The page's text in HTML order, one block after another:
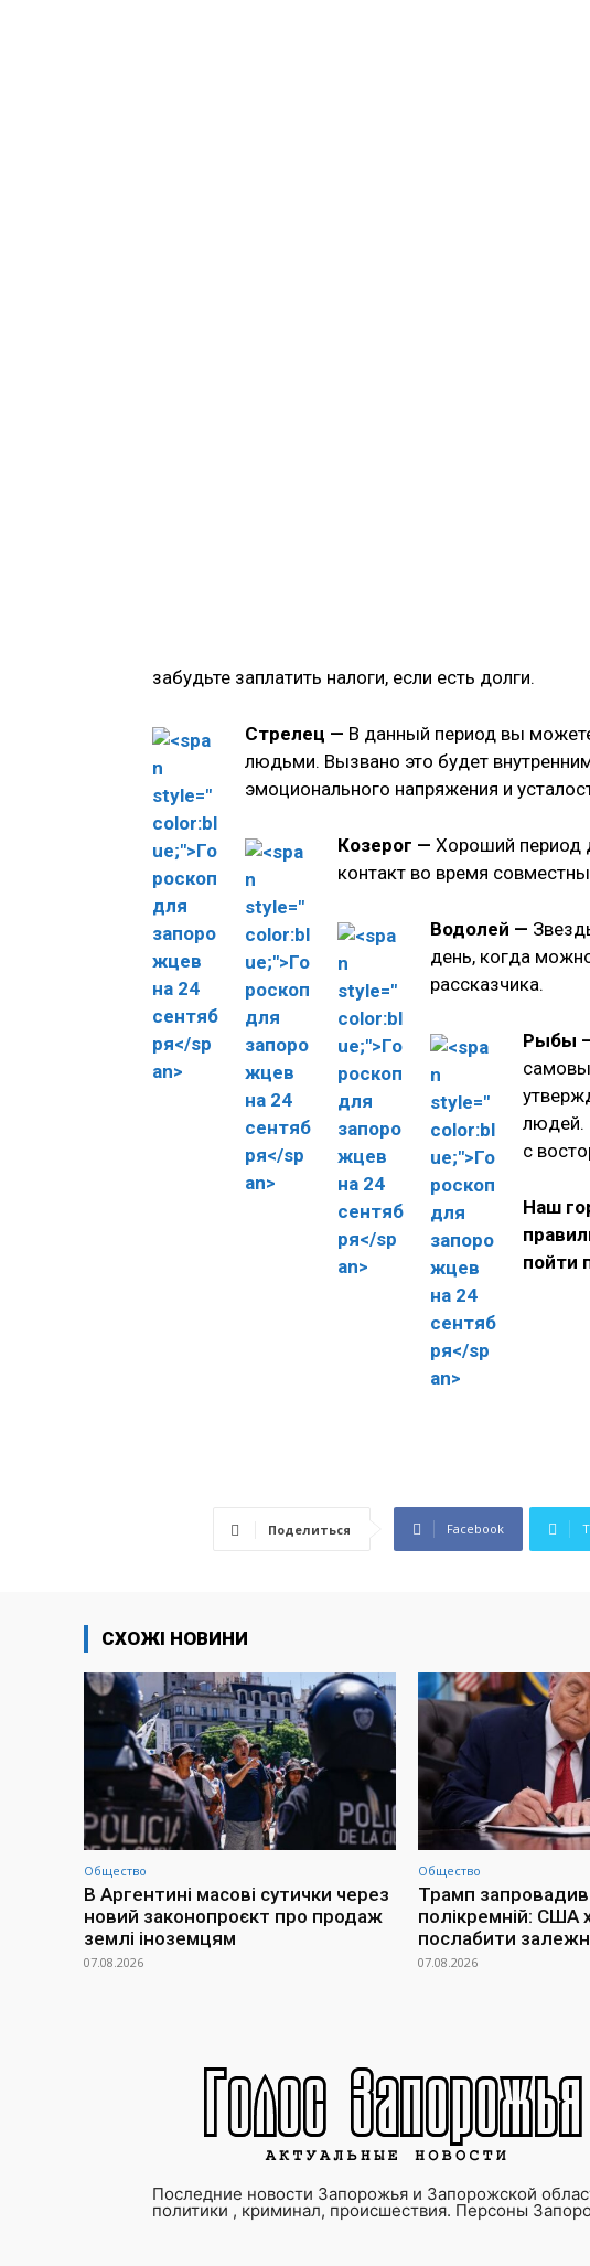
забудьте заплатить налоги, если есть долги.
Стрелец — В данный период вы
людьми. Вызвано это будет
эмоционального напряжения и
Козерог — Хороший период
контакт во время
Водолей —
день, когда
рассказчика.
Рыбы
людей.
с
Наш
пойти
Поделиться Facebook
СХОЖІ НОВИНИ
Общество
В Аргентині масові сутички через
новий законопроєкт про продаж
землі іноземцям
07.08.2026
Общество
Трамп
полікремній: США
послабити
07.08.2026
Последние новости Запорожья и Запорожской
политики , криминал, происшествия. Персоны